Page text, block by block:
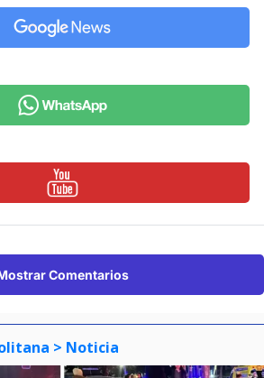
Comentarios
> Noticia